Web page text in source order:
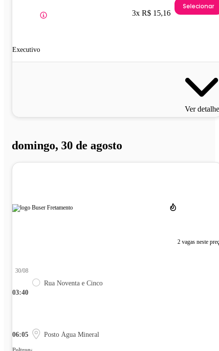
Executivo
3x R$ 15,16
Selecionar
Ver
domingo, 30 de agosto
2 vagas neste
03:40
30/08
Rua Noventa e Cinco
06:05 Posto Água Mineral